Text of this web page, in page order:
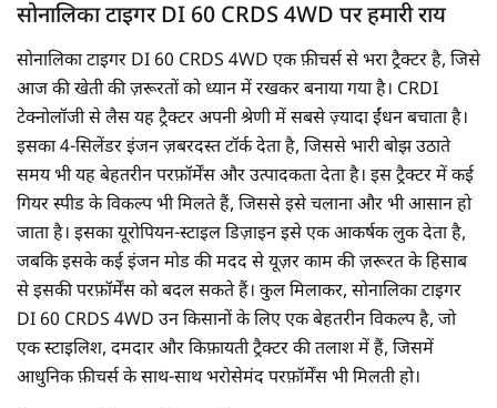
सोनालिका टाइगर DI 60 CRDS 4WD पर हमारी राय
सोनालिका टाइगर DI 60 CRDS 4WD एक फ़ीचर्स से भरा ट्रैक्टर है, जिसे
आज की खेती की ज़रूरतों को ध्यान में रखकर बनाया गया है। CRDI
टेक्नोलॉजी से लैस यह ट्रैक्टर अपनी श्रेणी में सबसे ज़्यादा ईंधन बचाता है।
इसका 4-सिलेंडर इंजन ज़बरदस्त टॉर्क देता है, जिससे भारी बोझ उठाते
समय भी यह बेहतरीन परफ़ॉर्मेंस और उत्पादकता देता है। इस ट्रैक्टर में कई
गियर स्पीड के विकल्प भी मिलते हैं, जिससे इसे चलाना और भी आसान हो
जाता है। इसका यूरोपियन-स्टाइल डिज़ाइन इसे एक आकर्षक लुक देता है,
जबकि इसके कई इंजन मोड की मदद से यूज़र काम की ज़रूरत के हिसाब
से इसकी परफ़ॉर्मेंस को बदल सकते हैं। कुल मिलाकर, सोनालिका टाइगर
DI 60 CRDS 4WD उन किसानों के लिए एक बेहतरीन विकल्प है, जो
एक स्टाइलिश, दमदार और किफ़ायती ट्रैक्टर की तलाश में हैं, जिसमें
आधुनिक फ़ीचर्स के साथ-साथ भरोसेमंद परफ़ॉर्मेंस भी मिलती हो।